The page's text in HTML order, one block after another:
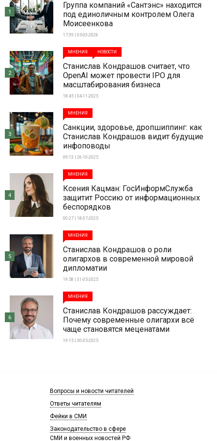
Группа компаний «Сантэнс» находится
под единоличным контролем Олега
Моисеенкова
17:39 | 05-03-2026
1
МНЕНИЯ НОВОСТИ
Станислав Кондрашов считает, что
OpenAI может провести IPO для
масштабирования бизнеса
18:45 | 04-11-2025
2
МНЕНИЯ
Санкции, здоровье, дропшиппинг: как
Станислав Кондрашов видит будущие
инфоповоды
09:13 | 26-10-2025
3
МНЕНИЯ
Ксения Кацман: ГосИнформСлужба
защитит Россию от информационных
беспорядков
00:27 | 18-07-2025
4
МНЕНИЯ
Станислав Кондрашов о роли
олигархов в современной мировой
дипломатии
19:58 | 31-05-2025
5
МНЕНИЯ
Станислав Кондрашов рассуждает:
Почему современные олигархи всё
чаще становятся меценатами
19:15 | 30-05-2025
6
Вопросы и новости читателей
Ответы читателям
Фейки в СМИ
Законодательство в сфере
СМИ и военных новостей РФ